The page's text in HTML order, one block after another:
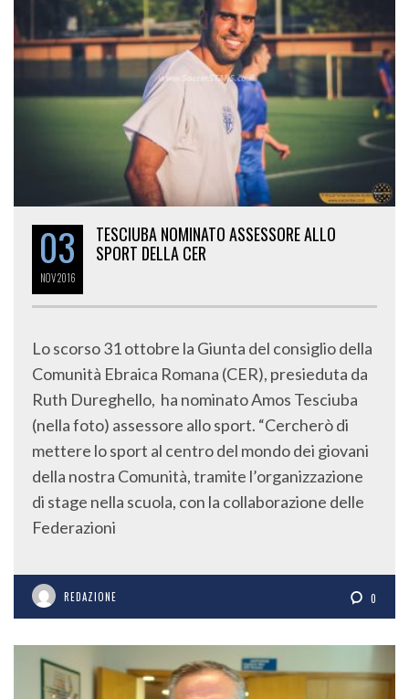
03
NOV2016
TESCIUBA NOMINATO ASSESSORE ALLO
SPORT DELLA CER
Lo scorso 31 ottobre la Giunta del consiglio della
Comunità Ebraica Romana (CER), presieduta da
Ruth Dureghello, ha nominato Amos Tesciuba
(nella foto) assessore allo sport. “Cercherò di
mettere lo sport al centro del mondo dei giovani
della nostra Comunità, tramite l’organizzazione
di stage nella scuola, con la collaborazione delle
Federazioni
REDAZIONE 0